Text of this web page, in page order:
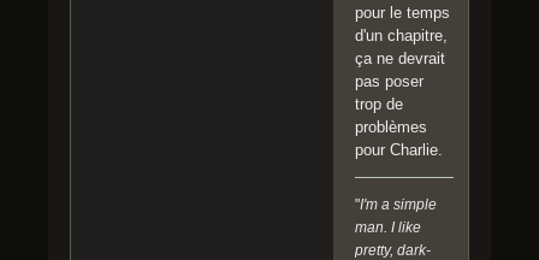
pour le temps
d'un chapitre,
ça ne devrait
pas poser
trop de
problèmes
pour Charlie.
"I'm a simple
man. I like
pretty, dark-